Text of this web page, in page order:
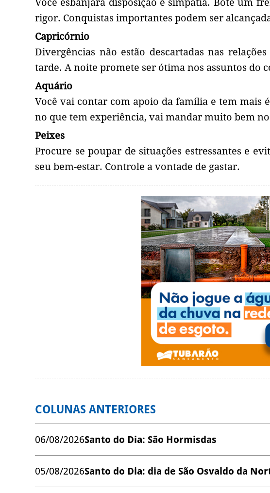
Você esbanjará disposição e simpatia. Bote um
rigor. Conquistas importantes podem ser
Capricórnio
Divergências não estão descartadas nas
tarde. A noite promete ser ótima nos assuntos do
Aquário
Você vai contar com apoio da família e tem mais
no que tem experiência, vai mandar muito bem
Peixes
Procure se poupar de situações estressantes e
seu bem-estar. Controle a vontade de gastar.
COLUNAS ANTERIORES
06/08/2026Santo do Dia: São Hormisdas
05/08/2026Santo do Dia: dia de São Osvaldo da